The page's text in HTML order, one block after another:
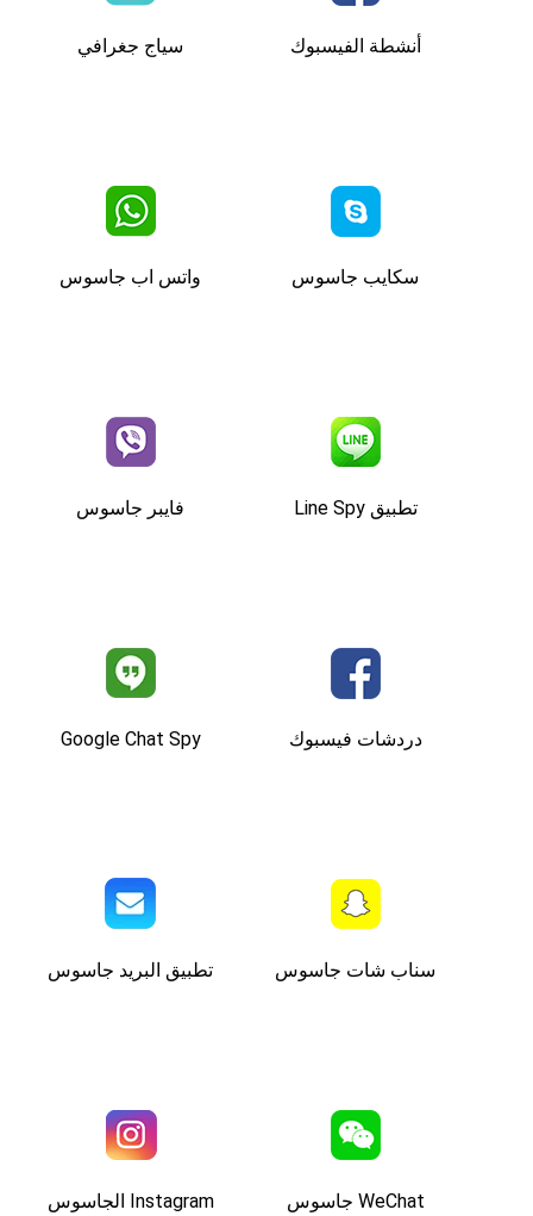
سياج جغرافي أنشطة الفيسبوك
واتس اب جاسوس سكايب جاسوس
فايبر جاسوس تطبيق Line Spy
Google Chat Spy دردشات فيسبوك
تطبيق البريد جاسوس سناب شات جاسوس
Instagram الجاسوس WeChat جاسوس